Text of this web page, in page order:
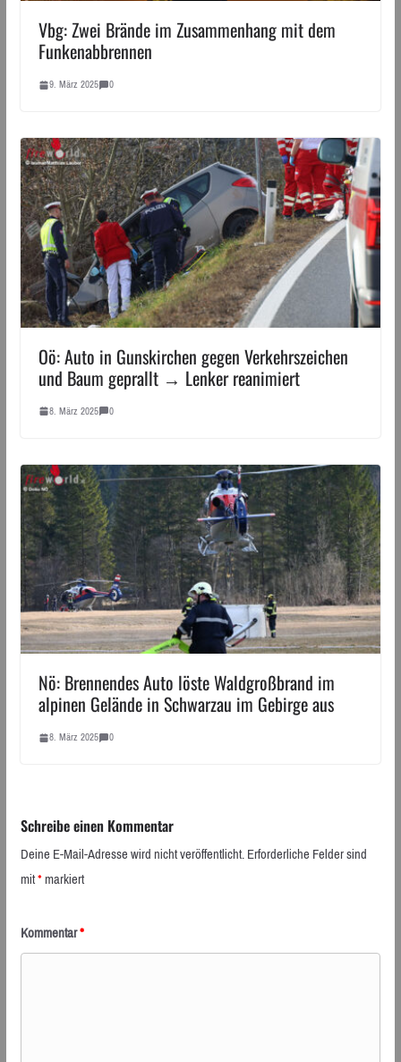
Vbg: Zwei Brände im Zusammenhang mit dem
Funkenabbrennen
9. März 2025 0
Oö: Auto in Gunskirchen gegen Verkehrszeichen
und Baum geprallt → Lenker reanimiert
8. März 2025 0
Nö: Brennendes Auto löste Waldgroßbrand im
alpinen Gelände in Schwarzau im Gebirge aus
8. März 2025 0
Schreibe einen Kommentar
Deine E-Mail-Adresse wird nicht veröffentlicht.Erforderliche Felder sind
mit*markiert
Kommentar*